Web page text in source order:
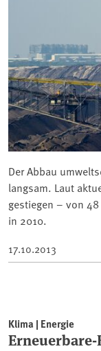
Der Abbau
langsam. Laut
gestiegen – von
in 2010.
17.10.2013
Klima | Energie